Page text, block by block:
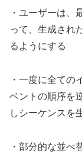
・ユーザーは、
って、生成され
るようにする
・一度に全ての
ベントの順序を
しシーケンスを
・部分的な並べ